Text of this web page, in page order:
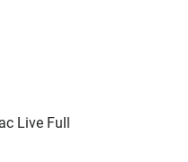
Live Full